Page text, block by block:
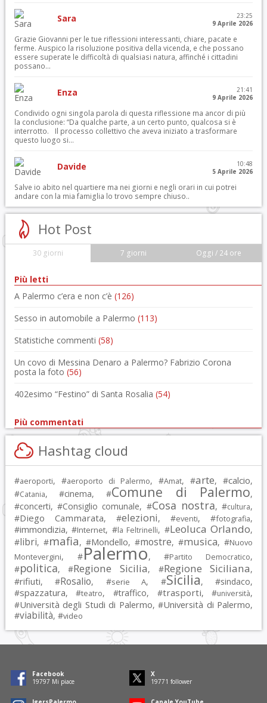
Sara
23:25
9 Aprile 2026
Grazie Giovanni per le tue riflessioni interessanti, chiare, pacate e
ferme. Auspico la risoluzione positiva della vicenda, e che possano
essere superate le difficoltà di qualsiasi natura, affinché i cittadini
possano...
Enza
21:41
9 Aprile 2026
Condivido ogni singola parola di questa riflessione ma ancor di più
la conclusione: “Da qualche parte, a un certo punto, qualcosa si è
interrotto. Il processo collettivo che aveva iniziato a trasformare
questo luogo si...
Davide
10:48
5 Aprile 2026
Salve io abito nel quartiere ma nei giorni e negli orari in cui potrei
andare con la mia famiglia lo trovo sempre chiuso..
Hot Post
30 giorni 7 giorni Oggi / 24 ore
Più letti
A Palermo c’era e non c’è (126)
Sesso in automobile a Palermo (113)
Statistiche commenti (58)
Un covo di Messina Denaro a Palermo? Fabrizio Corona
posta la foto (56)
402esimo “Festino” di Santa Rosalia (54)
Più commentati
Hashtag cloud
#aeroporti, #aeroporto di Palermo, #Amat, #arte, #calcio,
#Catania, #cinema, #Comune di Palermo,
#concerti, #Consiglio comunale, #Cosa nostra, #cultura,
#Diego Cammarata, #elezioni, #eventi, #fotografia,
#immondizia, #Internet, #la Feltrinelli, #Leoluca Orlando,
#libri, #mafia, #Mondello, #mostre, #musica, #Nuovo
Montevergini, #Palermo, #Partito Democratico,
#politica, #Regione Sicilia, #Regione Siciliana,
#rifiuti, #Rosalio, #serie A, #Sicilia, #sindaco,
#spazzatura, #teatro, #traffico, #trasporti, #università,
#Università degli Studi di Palermo, #Università di Palermo,
#viabilità, #video
Facebook
19797 Mi piace
X
19771 follower